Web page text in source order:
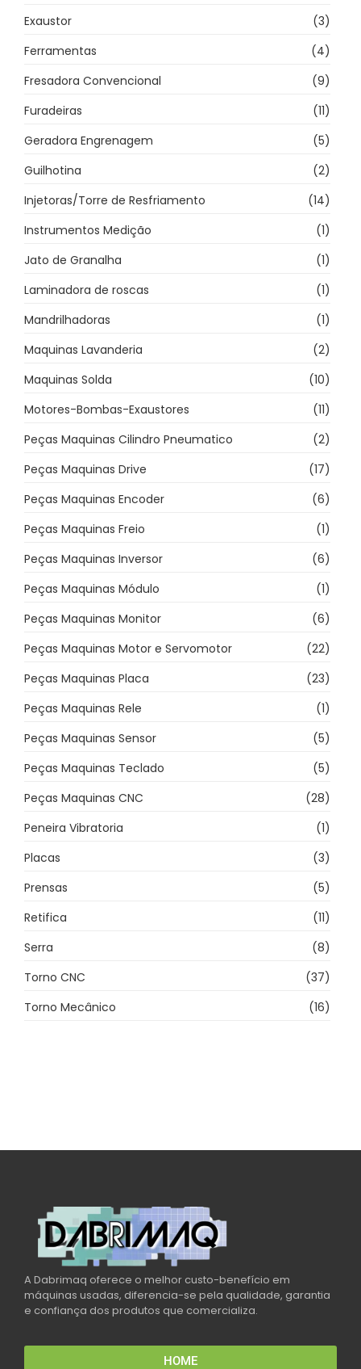
Exaustor
(3)
Ferramentas
(4)
Fresadora Convencional
(9)
Furadeiras
(11)
Geradora Engrenagem
(5)
Guilhotina
(2)
Injetoras/Torre de Resfriamento
(14)
Instrumentos Medição
(1)
Jato de Granalha
(1)
Laminadora de roscas
(1)
Mandrilhadoras
(1)
Maquinas Lavanderia
(2)
Maquinas Solda
(10)
Motores-Bombas-Exaustores
(11)
Peças Maquinas Cilindro Pneumatico
(2)
Peças Maquinas Drive
(17)
Peças Maquinas Encoder
(6)
Peças Maquinas Freio
(1)
Peças Maquinas Inversor
(6)
Peças Maquinas Módulo
(1)
Peças Maquinas Monitor
(6)
Peças Maquinas Motor e Servomotor
(22)
Peças Maquinas Placa
(23)
Peças Maquinas Rele
(1)
Peças Maquinas Sensor
(5)
Peças Maquinas Teclado
(5)
Peças Maquinas CNC
(28)
Peneira Vibratoria
(1)
Placas
(3)
Prensas
(5)
Retifica
(11)
Serra
(8)
Torno CNC
(37)
Torno Mecânico
(16)
A Dabrimaq oferece o melhor custo-benefício em
máquinas usadas, diferencia-se pela qualidade, garantia
e confiança dos produtos que comercializa.
HOME